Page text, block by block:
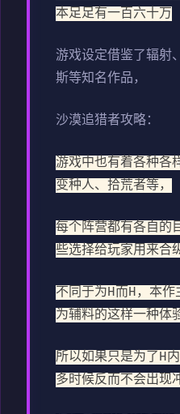
本足足有一百六十万
游戏设定借鉴了辐射
斯等知名作品，
沙漠追猎者攻略：
游戏中也有着各种各
变种人、拾荒者等，
每个阵营都有各自的
些选择给玩家用来合
不同于为H而H，本
为辅料的这样一种体
所以如果只是为了H
多时候反而不会出现